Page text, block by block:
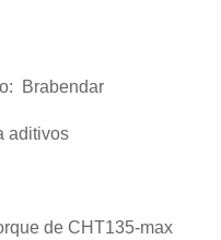
Brabendar
aditivos
de CHT135-max